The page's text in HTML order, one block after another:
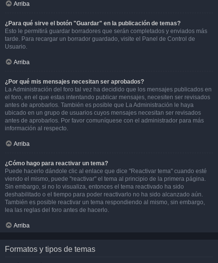
Arriba
¿Para qué sirve el botón "Guardar" en la publicación de temas?
Esto le permitirá guardar borradores que serán completados y enviados más
tarde. Para recargar un borrador guardado, visite el Panel de Control de
Usuario.
Arriba
¿Por qué mis mensajes necesitan ser aprobados?
La Administración del foro tal vez ha decidido que los mensajes publicados en
el foro, en el que estas intentando publicar mensajes, necesiten ser revisados
antes de aprobarlos. También es posible que La Administración le haya
ubicado en un grupo de usuarios cuyos mensajes necesitan ser revisados
antes de aprobarlos. Por favor comuníquese con el administrador para más
información al respecto.
Arriba
¿Cómo hago para reactivar un tema?
Puede hacerlo dándole clic al enlace que dice "Reactivar tema" cuando esté
viendo el mismo, puede "reactivar" el tema al principio de la primera página.
Sin embargo, si no lo visualiza, entonces el tema reactivado ha sido
deshabilitado o el tiempo para poder reactivarlo no ha sido alcanzado aún.
También es posible reactivar un tema respondiendo al mismo, sin embargo,
lea las reglas del foro antes de hacerlo.
Arriba
Formatos y tipos de temas